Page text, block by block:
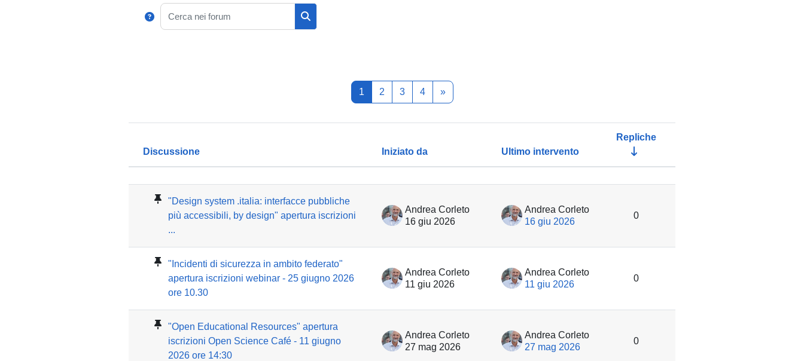
Cerca nei forum
1 Pagina 1
2Pagina 2
3Pagina 3
4Pagina 4
»Pagina successiva
Stato
Discussione Iniziato da Ultimo intervento
Repliche
Azioni
"Design system .italia: interfacce pubbliche
più accessibili, by design" apertura iscrizioni
...
Andrea Corleto
16 giu 2026
Andrea Corleto
16 giu 2026
0
"Incidenti di sicurezza in ambito federato"
apertura iscrizioni webinar - 25 giugno 2026
ore 10.30
Andrea Corleto
11 giu 2026
Andrea Corleto
11 giu 2026
0
"Open Educational Resources" apertura
iscrizioni Open Science Café - 11 giugno
2026 ore 14:30
Andrea Corleto
27 mag 2026
Andrea Corleto
27 mag 2026
0